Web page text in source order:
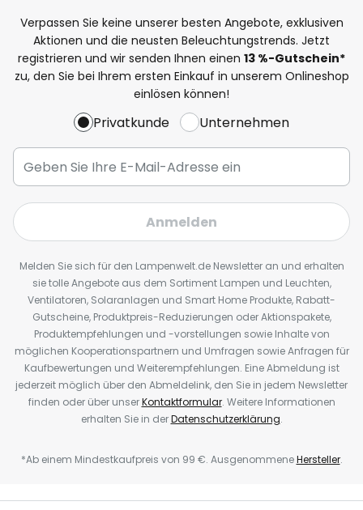
Verpassen Sie keine unserer besten Angebote, exklusiven
Aktionen und die neusten Beleuchtungstrends. Jetzt
registrieren und wir senden Ihnen einen 13 %-Gutschein*
zu, den Sie bei Ihrem ersten Einkauf in unserem Onlineshop
einlösen können!
Privatkunde Unternehmen
Anmelden
Melden Sie sich für den Lampenwelt.de Newsletter an und erhalten
sie tolle Angebote aus dem Sortiment Lampen und Leuchten,
Ventilatoren, Solaranlagen und Smart Home Produkte, Rabatt-
Gutscheine, Produktpreis-Reduzierungen oder Aktionspakete,
Produktempfehlungen und -vorstellungen sowie Inhalte von
möglichen Kooperationspartnern und Umfragen sowie Anfragen für
Kaufbewertungen und Weiterempfehlungen. Eine Abmeldung ist
jederzeit möglich über den Abmeldelink, den Sie in jedem Newsletter
finden oder über unserKontaktformular. Weitere Informationen
erhalten Sie in derDatenschutzerklärung.
*Ab einem Mindestkaufpreis von 99 €. AusgenommeneHersteller.